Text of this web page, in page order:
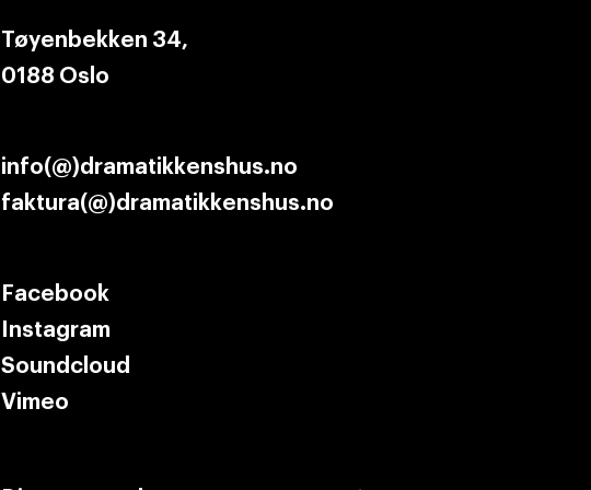
Tøyenbekken 34,
0188 Oslo
info(@)dramatikkenshus.no
faktura(@)dramatikkenshus.no
Facebook
Instagram
Soundcloud
Vimeo